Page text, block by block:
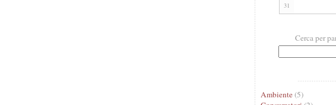
31
Cerca per
Ambiente(5)